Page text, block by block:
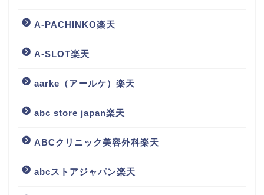
A-PACHINKO楽天
A-SLOT楽天
aarke（アールケ）楽天
abc store japan楽天
ABCクリニック美容外科楽天
abcストアジャパン楽天